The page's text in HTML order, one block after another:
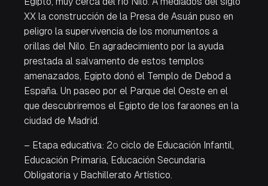
XX la construcción de la Presa de Asuán puso en
peligro la supervivencia de los monumentos a
orillas del Nilo. En agradecimiento por la ayuda
prestada al salvamento de estos templos
amenazados, Egipto donó el Templo de Debod a
España. Un paseo por el Parque del Oeste en el
que descubriremos el Egipto de los faraones en la
ciudad de Madrid.
– Etapa educativa: 2º ciclo de Educación Infantil,
Educación Primaria, Educación Secundaria
Obligatoria y Bachillerato Artístico.